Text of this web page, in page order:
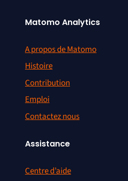
Matomo Analytics
A propos de Matomo
Histoire
Contribution
Emploi
Contactez nous
Assistance
Centre d’aide